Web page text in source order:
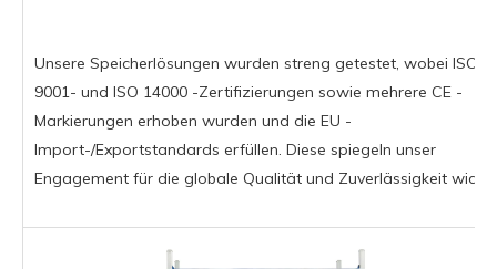
Unsere Speicherlösungen wurden streng getestet, wobei ISO
9001- und ISO 14000 -Zertifizierungen sowie mehrere CE -
Markierungen erhoben wurden und die EU -
Import-/Exportstandards erfüllen. Diese spiegeln unser
Engagement für die globale Qualität und Zuverlässigkeit wider.